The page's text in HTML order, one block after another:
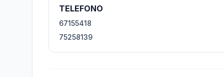
TELEFONO
67155418
75258139